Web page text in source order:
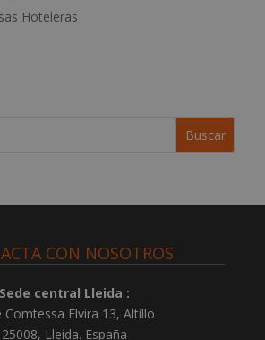
Hoteleras
CON NOSOTROS
Sede central Lleida :
Comtessa Elvira 13, Altillo
25008, Lleida. España